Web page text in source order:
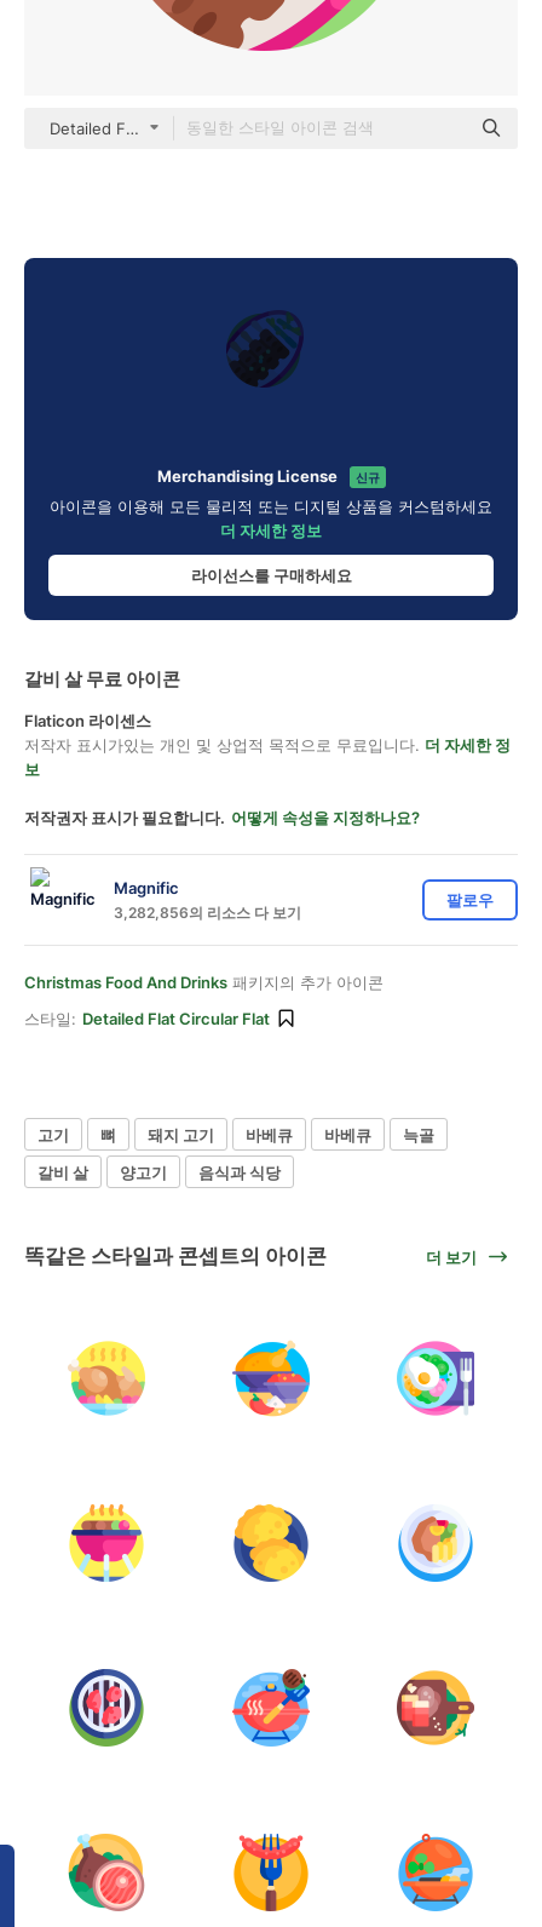
Detailed Flat Circular Flat
Merchandising License 신규
아이콘을 이용해 모든 물리적 또는 디지털 상품을 커스텀하세요
더 자세한 정보
라이선스를 구매하세요
갈비 살 무료 아이콘
Flaticon 라이센스
저작자 표시가있는 개인 및 상업적 목적으로 무료입니다. 더 자세한 정
보
저작권자 표시가 필요합니다. 어떻게 속성을 지정하나요?
Magnific
3,282,856의 리소스 다 보기
팔로우
Christmas Food And Drinks 패키지의 추가 아이콘
스타일: Detailed Flat Circular Flat
고기 뼈 돼지 고기 바베큐 바베큐
늑골
갈비 살
양고기 음식과 식당
똑같은 스타일과 콘셉트의 아이콘 더 보기